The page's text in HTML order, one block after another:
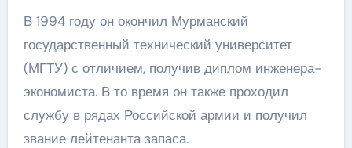
В 1994 году он окончил Мурманский
государственный технический университет
(МГТУ) с отличием, получив диплом инженера-
экономиста. В то время он также проходил
службу в рядах Российской армии и получил
звание лейтенанта запаса.